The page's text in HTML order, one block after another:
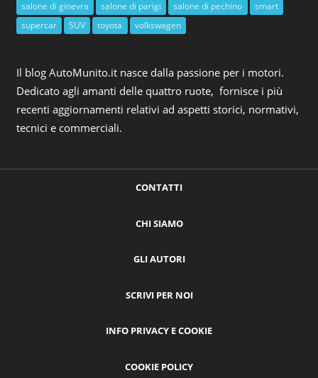
salone di ginevra
salone di parigi salone di pechino
smart
supercar
SUV toyota volkswagen
Il blog AutoMunito.it nasce dalla passione per i motori.
Dedicato agli amanti delle quattro ruote, fornisce i più
recenti aggiornamenti relativi ad aspetti storici, normativi,
tecnici e commerciali.
CONTATTI
CHI SIAMO
GLI AUTORI
SCRIVI PER NOI
INFO PRIVACY E COOKIE
COOKIE POLICY